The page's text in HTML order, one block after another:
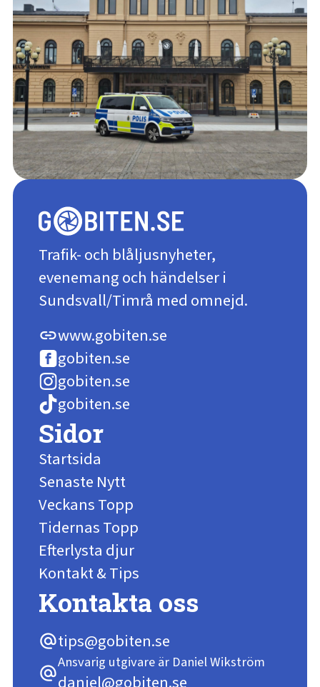
Trafik- och blåljusnyheter,
evenemang och händelser i
Sundsvall/Timrå med omnejd.
linkwww.gobiten.se
gobiten.se
gobiten.se
gobiten.se
Sidor
Startsida
Senaste Nytt
Veckans Topp
Tidernas Topp
Efterlysta djur
Kontakt & Tips
Kontakta oss
alternate_emailtips@gobiten.se
alternate_email
Ansvarig utgivare är Daniel Wikström